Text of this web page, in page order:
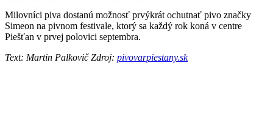
Milovníci piva dostanú možnosť prvýkrát ochutnať pivo značky
Simeon na pivnom festivale, ktorý sa každý rok koná v centre
Piešťan v prvej polovici septembra.
Text: Martin Palkovič Zdroj: pivovarpiestany.sk